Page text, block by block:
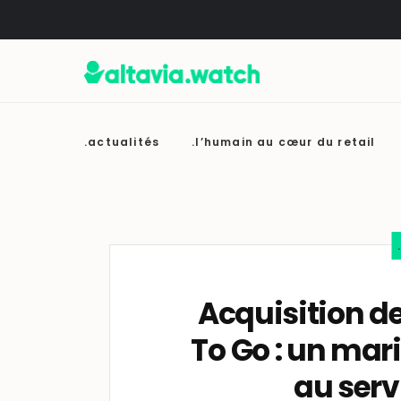
.actualités .l’humain au cœur du retail
Acquisition
To Go : un
au